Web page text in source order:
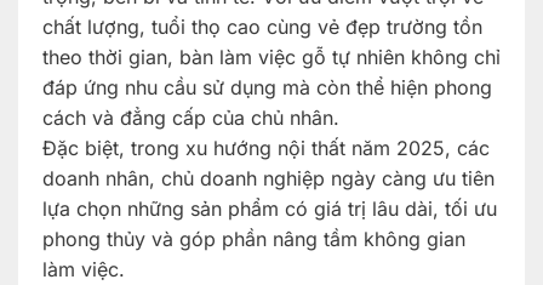
chất lượng, tuổi thọ cao cùng vẻ đẹp trường tồn
theo thời gian, bàn làm việc gỗ tự nhiên không chỉ
đáp ứng nhu cầu sử dụng mà còn thể hiện phong
cách và đẳng cấp của chủ nhân.
Đặc biệt, trong xu hướng nội thất năm 2025, các
doanh nhân, chủ doanh nghiệp ngày càng ưu tiên
lựa chọn những sản phẩm có giá trị lâu dài, tối ưu
phong thủy và góp phần nâng tầm không gian
làm việc.